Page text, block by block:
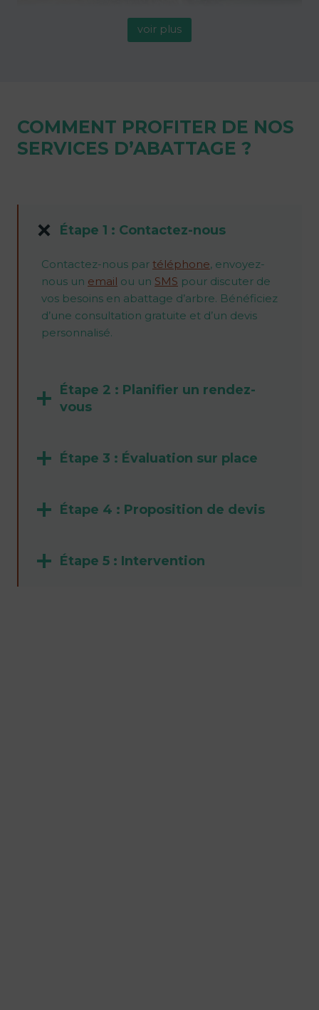
voir plus
COMMENT PROFITER DE NOS
SERVICES D’ABATTAGE ?
Étape 1 : Contactez-nous
Contactez-nous par téléphone, envoyez-
nous un email ou un SMS pour discuter de
vos besoins en abattage d’arbre. Bénéficiez
d’une consultation gratuite et d’un devis
personnalisé.
Étape 2 : Planifier un rendez-
vous
Étape 3 : Évaluation sur place
Étape 4 : Proposition de devis
Étape 5 : Intervention